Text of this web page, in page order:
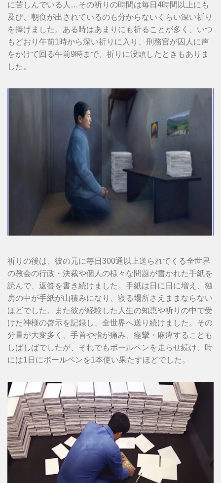
に苦しんでいる人…その祈りの時間は毎日4時間以上にも
及び、朝食が出されているのも分からないくらい深い祈り
を捧げました。ある時はあまりにも祈ることが多く、いつ
もどおり午前1時から深い祈りに入り、刑務官が囚人に声
をかけて回る午前9時まで、祈りに没頭したときもありま
した。
祈りの後は、彼の元に毎日300通以上送られてくる全世界
の教会の行政・決裁や個人の様々な問題が書かれた手紙を
読んで、返答を書き続けました。手紙は日に日に増え、独
房の中が手紙が山積みになり、寝る場所さえままならない
ほどでした。また彼が経験した人生の知恵や祈りの中で受
けた神様の啓示を記録し、全世界へ送り続けました。その
分量が大変多く、手首や指が痛み、痙攣・麻痺することも
しばしばでしたが、それでもボールペンを走らせ続け、時
には1日にボールペンを1本使い果たすほどでした。